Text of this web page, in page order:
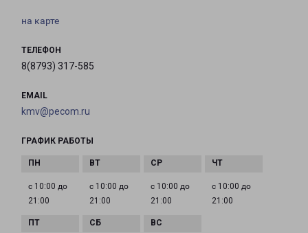
на карте
ТЕЛЕФОН
8(8793) 317-585
EMAIL
kmv@pecom.ru
ГРАФИК РАБОТЫ
с 10:00 до
21:00
с 10:00 до
21:00
с 10:00 до
21:00
с 10:00 до
21:00